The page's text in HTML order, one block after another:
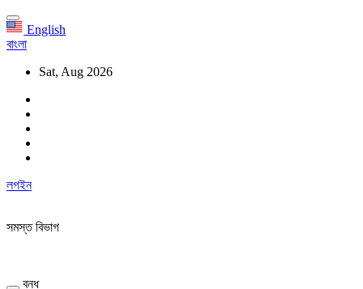
English
বাংলা
Sat, Aug 2026
লগইন
সমস্ত বিভাগ
বন্ধ